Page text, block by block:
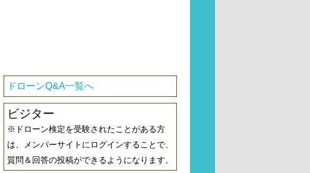
ドローンQ&A一覧へ
ビジター
※ドローン検定を受験されたことがある方
は、メンバーサイトにログインすることで、
質問＆回答の投稿ができるようになります。